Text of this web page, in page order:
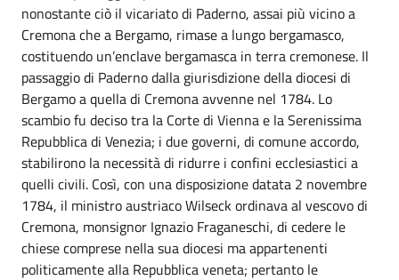
nonostante ciò il vicariato di Paderno, assai più vicino a
Cremona che a Bergamo, rimase a lungo bergamasco,
costituendo un’enclave bergamasca in terra cremonese. Il
passaggio di Paderno dalla giurisdizione della diocesi di
Bergamo a quella di Cremona avvenne nel 1784. Lo
scambio fu deciso tra la Corte di Vienna e la Serenissima
Repubblica di Venezia; i due governi, di comune accordo,
stabilirono la necessità di ridurre i confini ecclesiastici a
quelli civili. Così, con una disposizione datata 2 novembre
1784, il ministro austriaco Wilseck ordinava al vescovo di
Cremona, monsignor Ignazio Fraganeschi, di cedere le
chiese comprese nella sua diocesi ma appartenenti
politicamente alla Repubblica veneta; pertanto le